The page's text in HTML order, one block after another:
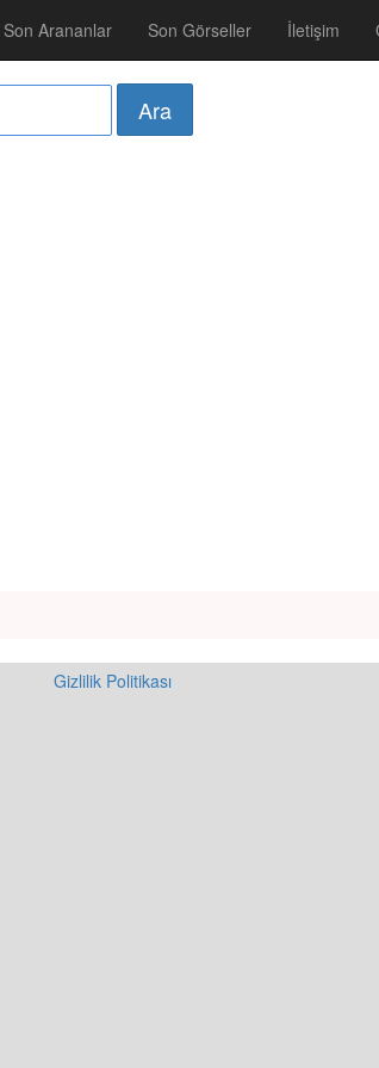
Son Arananlar Son Görseller İletişim
Gizlilik Politikası